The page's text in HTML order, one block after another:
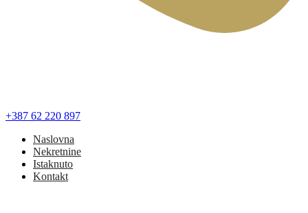
+387 62 220 897
Naslovna
Nekretnine
Istaknuto
Kontakt